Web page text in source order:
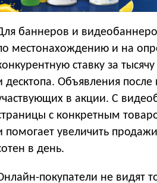
баннеров и
местонахождению и на
ставку за
десктопа. Объявления
в акции. С
с конкретным
помогает увеличить
в день.
покупатели не видят